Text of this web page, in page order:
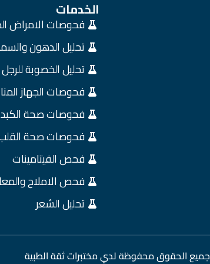
الخدمات
فحوصات الامراض
تحليل الدهون
تحليل الخصوبة للرجل
فحوصات الجهاز
فحوصات صحة الكبد
فحوصات صحة
فحص الفيتامينات
فحص الاملاح
تحليل الشعر
جميع الحقوق محفوظة لدي مختبرات ثقة الطبية